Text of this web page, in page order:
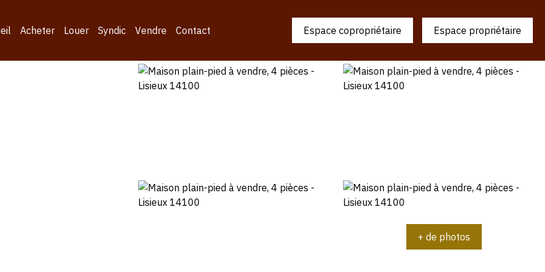
Acheter Louer Syndic Vendre Contact Espace copropriétaire Espace propriétaire
+ de photos